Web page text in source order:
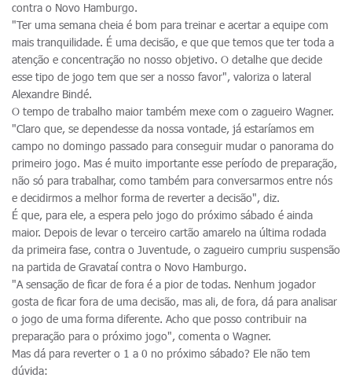
contra o Novo Hamburgo.
"Ter uma semana cheia é bom para treinar e acertar a equipe com
mais tranquilidade. É uma decisão, e que que temos que ter toda a
atenção e concentração no nosso objetivo. O detalhe que decide
esse tipo de jogo tem que ser a nosso favor", valoriza o lateral
Alexandre Bindé.
O tempo de trabalho maior também mexe com o zagueiro Wagner.
"Claro que, se dependesse da nossa vontade, já estaríamos em
campo no domingo passado para conseguir mudar o panorama do
primeiro jogo. Mas é muito importante esse período de preparação,
não só para trabalhar, como também para conversarmos entre nós
e decidirmos a melhor forma de reverter a decisão", diz.
É que, para ele, a espera pelo jogo do próximo sábado é ainda
maior. Depois de levar o terceiro cartão amarelo na última rodada
da primeira fase, contra o Juventude, o zagueiro cumpriu suspensão
na partida de Gravataí contra o Novo Hamburgo.
"A sensação de ficar de fora é a pior de todas. Nenhum jogador
gosta de ficar fora de uma decisão, mas ali, de fora, dá para analisar
o jogo de uma forma diferente. Acho que posso contribuir na
preparação para o próximo jogo", comenta o Wagner.
Mas dá para reverter o 1 a 0 no próximo sábado? Ele não tem
dúvida: